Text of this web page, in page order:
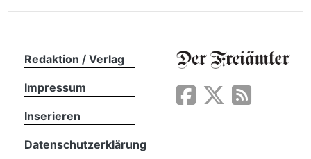
Paper
App
Redaktion / Verlag
Impressum
Inserieren
Datenschutzerklärung